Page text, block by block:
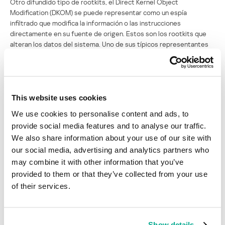
This website uses cookies
We use cookies to personalise content and ads, to
provide social media features and to analyse our traffic.
We also share information about your use of our site with
our social media, advertising and analytics partners who
may combine it with other information that you’ve
provided to them or that they’ve collected from your use
of their services.
Modification (DKOM) se puede representar como un espía
infiltrado que modifica la información o las instrucciones
directamente en su fuente de origen. Estos son los rootkits que
alteran los datos del sistema. Uno de sus típicos representantes
es el utilitario FU; funciones correspondientes están presentes en
rootkit aquí definido es el camuflaje de ficheros en los flujos
NTFS. Fue usada por primera vez en el año 2000 en el programa
Stream (Virus.Win32.Stream) y reapareció en 2006 en Mailbot y
Gromozon. En rigor, la explotación de ADS no es tanto un método
de engañar al sistema como el uso de una de sus funciones poco
conocidas. Por eso es que tiene pocas perspectivas.
Fig. 6. El programa nocivo Mailbot (Rustock) explota
Una más de las tecnologías poco conocidas que entra en la